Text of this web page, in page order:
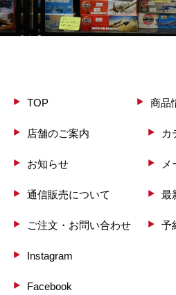
TOP
店舗のご案内
お知らせ
通信販売について
ご注文・お問い合わせ
Instagram
Facebook
商品
カ
最
予